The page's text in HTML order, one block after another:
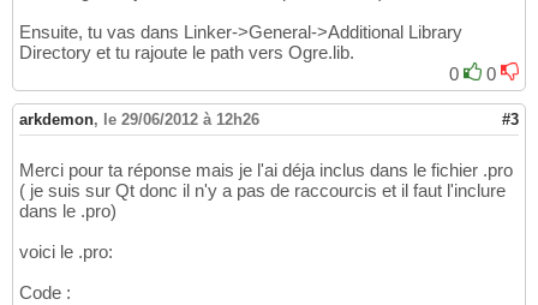
Ensuite, tu vas dans Linker->General->Additional Library
Directory et tu rajoute le path vers Ogre.lib.
0
0
arkdemon, le 29/06/2012 à 12h26 #3
Merci pour ta réponse mais je l'ai déja inclus dans le fichier .pro
( je suis sur Qt donc il n'y a pas de raccourcis et il faut l'inclure
dans le .pro)
voici le .pro:
Code :